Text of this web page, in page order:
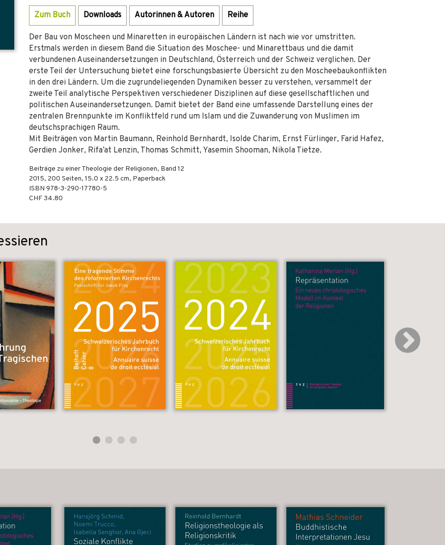
Zum Buch Downloads Autorinnen & Autoren Reihe
Der Bau von Moscheen und Minaretten in europäischen Ländern ist nach wie vor umstritten.
Erstmals werden in diesem Band die Situation des Moschee- und Minarettbaus und die damit
verbundenen Auseinandersetzungen in Deutschland, Österreich und der Schweiz verglichen. Der
erste Teil der Untersuchung bietet eine forschungsbasierte Übersicht zu den Moscheebaukonflikten
in den drei Ländern. Um die zugrundeliegenden Dynamiken besser zu verstehen, versammelt der
zweite Teil analytische Perspektiven verschiedener Disziplinen auf diese gesellschaftlichen und
politischen Auseinandersetzungen. Damit bietet der Band eine umfassende Darstellung eines der
zentralen Brennpunkte im Konfliktfeld rund um Islam und die Zuwanderung von Muslimen im
deutschsprachigen Raum.
Mit Beiträgen von Martin Baumann, Reinhold Bernhardt, Isolde Charim, Ernst Fürlinger, Farid Hafez,
Gerdien Jonker, Rifa’at Lenzin, Thomas Schmitt, Yasemin Shooman, Nikola Tietze.
Beiträge zu einer Theologie der Religionen, Band 12
2015, 200 Seiten, 15.0 x 22.5 cm, Paperback
ISBN 978-3-290-17780-5
CHF 34.80